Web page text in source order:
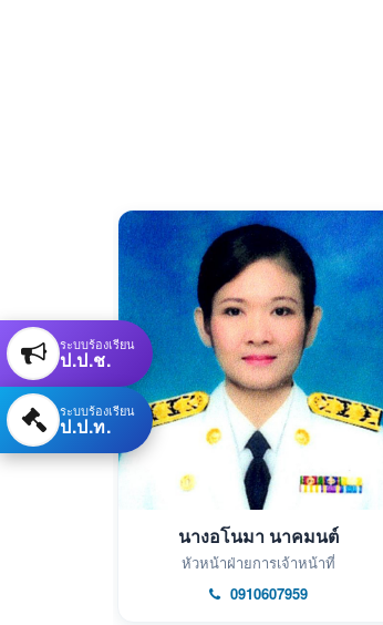
นางอโนมา นาคมนต์
หัวหน้าฝ่ายการเจ้าหน้าที่
0910607959
ระบบร้องเรียน
ป.ป.ช.
ระบบร้องเรียน
ป.ป.ท.